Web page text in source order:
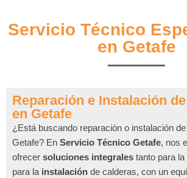
Servicio Técnico
en Getafe
Reparación e Instalación
en Getafe
¿Está buscando reparación o instalación
Getafe? En Servicio Técnico Getafe, nos
ofrecer soluciones integrales tanto para la
para la instalación de calderas, con un